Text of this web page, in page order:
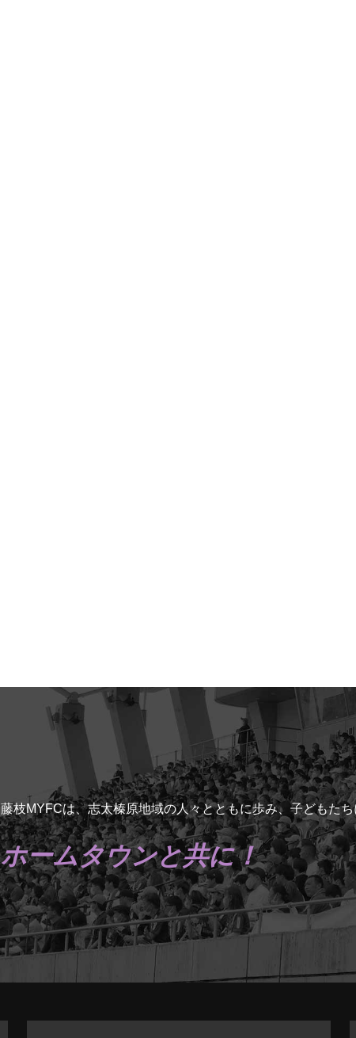
藤枝MYFCは、志太榛原地域の人々とともに歩み、子どもた
ホームタウンと共に！